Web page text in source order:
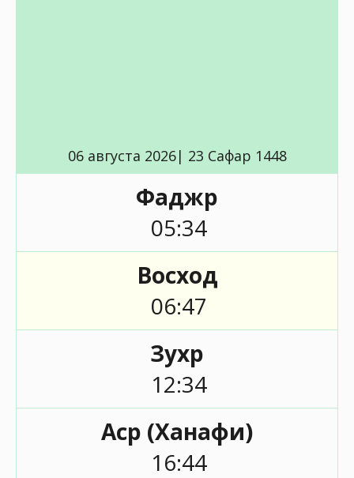
06 августа 2026| 23 Сафар 1448
Фаджр
05:34
Восход
06:47
Зухр
12:34
Аср (Ханафи)
16:44